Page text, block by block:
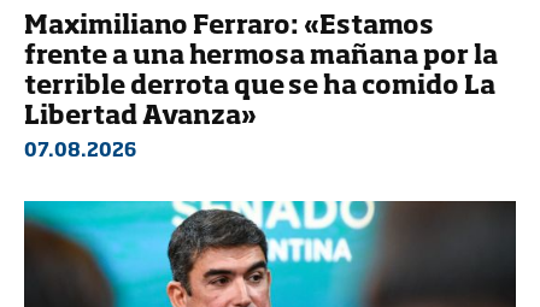
Maximiliano Ferraro: «Estamos
frente a una hermosa mañana por la
terrible derrota que se ha comido La
Libertad Avanza»
07.08.2026